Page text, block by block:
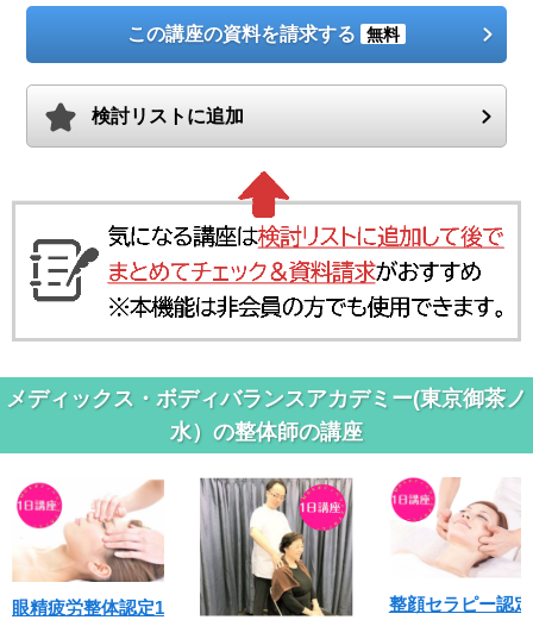
この講座の資料を請求する 無料
検討リストに追加
メディックス・ボディバランスアカデミー(東京御茶ノ
水）の整体師の講座
眼精疲労整体認定1
整顔セラピー認